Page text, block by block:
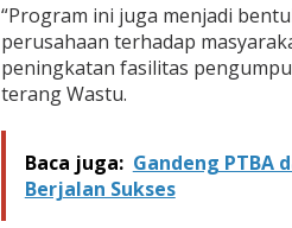
a
k
S
a
h
u
n
“Program ini juga menjadi
perusahaan terhadap
peningkatan fasilitas
terang Wastu.
Baca juga: Gandeng PTBA
Berjalan Sukses